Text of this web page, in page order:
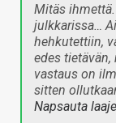
Mitäs
julkkarissa…
hehkutettiin,
edes
vastaus on
sitten
Napsauta